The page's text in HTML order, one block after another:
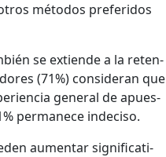
méto­dos preferi­dos
se extiende a la reten­
(71%) con­sid­er­an que
gen­er­al de apues­
per­manece inde­ciso.
aumen­tar sig­ni­fica­ti­